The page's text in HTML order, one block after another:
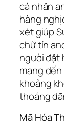
cá nhân
hàng
xét giúp
chữ tín
người đặt
mang
khoảng
thoáng
Mã Hóa